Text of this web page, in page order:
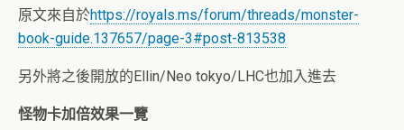
原文來自於https://royals.ms/forum/threads/monster-
book-guide.137657/page-3#post-813538
另外將之後開放的Ellin/Neo tokyo/LHC也加入進去
怪物卡加倍效果一覽